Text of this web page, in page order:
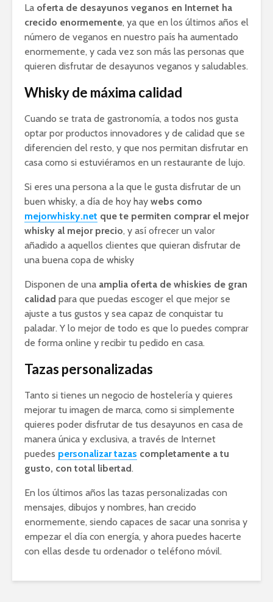
La oferta de desayunos veganos en Internet ha
crecido enormemente, ya que en los últimos años el
número de veganos en nuestro país ha aumentado
enormemente, y cada vez son más las personas que
quieren disfrutar de desayunos veganos y saludables.
Whisky de máxima calidad
Cuando se trata de gastronomía, a todos nos gusta
optar por productos innovadores y de calidad que se
diferencien del resto, y que nos permitan disfrutar en
casa como si estuviéramos en un restaurante de lujo.
Si eres una persona a la que le gusta disfrutar de un
buen whisky, a día de hoy hay webs como
mejorwhisky.net que te permiten comprar el mejor
whisky al mejor precio, y así ofrecer un valor
añadido a aquellos clientes que quieran disfrutar de
una buena copa de whisky
Disponen de una amplia oferta de whiskies de gran
calidad para que puedas escoger el que mejor se
ajuste a tus gustos y sea capaz de conquistar tu
paladar. Y lo mejor de todo es que lo puedes comprar
de forma online y recibir tu pedido en casa.
Tazas personalizadas
Tanto si tienes un negocio de hostelería y quieres
mejorar tu imagen de marca, como si simplemente
quieres poder disfrutar de tus desayunos en casa de
manera única y exclusiva, a través de Internet
puedes personalizar tazas completamente a tu
gusto, con total libertad.
En los últimos años las tazas personalizadas con
mensajes, dibujos y nombres, han crecido
enormemente, siendo capaces de sacar una sonrisa y
empezar el día con energía, y ahora puedes hacerte
con ellas desde tu ordenador o teléfono móvil.